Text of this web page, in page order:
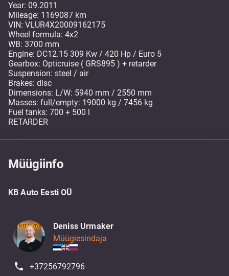
Year: 09.2011
Mileage: 1169087 km
VIN: VLUR4X20009162175
Wheel formula: 4x2
WB: 3700 mm
Engine: DC12.15 309 Kw / 420 Hp / Euro 5
Gearbox: Opticruise ( GRS895 ) + retarder
Suspension: steel / air
Brakes: disc
Dimensions: L/W: 5940 mm / 2550 mm
Masses: full/empty: 19000 kg / 7456 kg
Fuel tanks: 700 + 500 l
RETARDER
Müügiinfo
KB Auto Eesti OÜ
Deniss Urmaker
Müügiesindaja
+37256792796